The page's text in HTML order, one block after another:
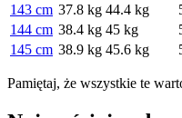
143 cm 37.8 kg 44.4 kg
144 cm 38.4 kg 45 kg
145 cm 38.9 kg 45.6 kg
Pamiętaj, że wszystkie te